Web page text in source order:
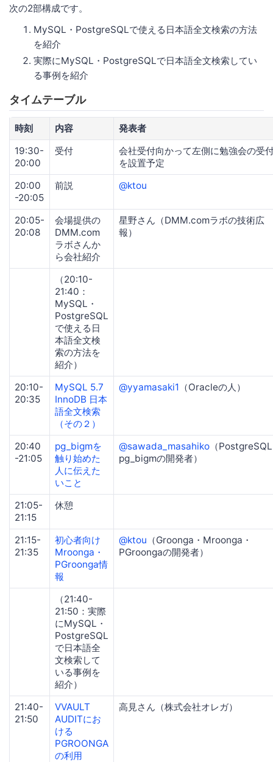
次の2部構成です。
MySQL・PostgreSQLで使える日本語全文検索の方法
を紹介
実際にMySQL・PostgreSQLで日本語全文検索してい
る事例を紹介
タイムテーブル
時刻 内容
発表者
19:30-
20:00
受付
会社受付向かって左側に勉強会の受
を設置予定
20:00
-20:05
前説 @ktou
20:05-
20:08
会場提供の
DMM.com
ラボさんか
ら会社紹介
星野さん（DMM.comラボの技術広
報）
（20:10-
21:40：
MySQL・
PostgreSQL
で使える日
本語全文検
索の方法を
紹介）
20:10-
20:35
MySQL 5.7
InnoDB 日本
語全文検索
（その２）
@yyamasaki1 （Oracleの人）
20:40
-21:05
pg_bigmを
触り始めた
人に伝えた
いこと
@sawada_masahiko （
pg_bigmの開発者）
21:05-
21:15
休憩
21:15-
21:35
初心者向け
Mroonga・
PGroonga情
報
@ktou （Groonga・Mroonga・
PGroongaの開発者）
（21:40-
21:50：実際
にMySQL・
PostgreSQL
で日本語全
文検索して
いる事例を
紹介）
21:40-
21:50
VVAULT
AUDITにお
ける
PGROONGA
の利用
高見さん（株式会社オレガ）